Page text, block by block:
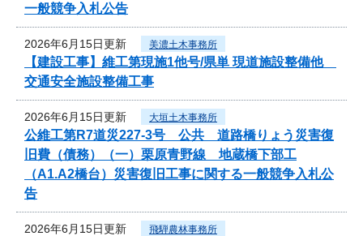
一般競争入札公告
2026年6月15日更新 美濃土木事務所
【建設工事】維工第現施1他号/県単 現道施設整備他
交通安全施設整備工事
2026年6月15日更新 大垣土木事務所
公維工第R7道災227-3号 公共 道路橋りょう災害復
旧費（債務）（一）栗原青野線 地蔵橋下部工
（A1.A2橋台）災害復旧工事に関する一般競争入札公
告
2026年6月15日更新 飛騨農林事務所